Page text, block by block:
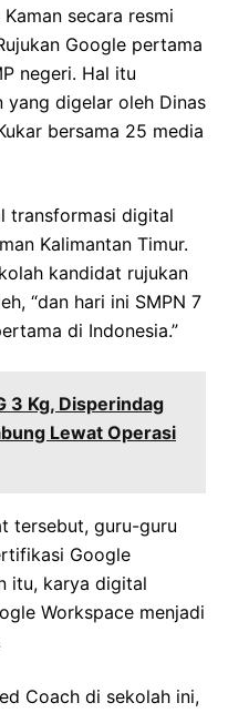
secara resmi
Google pertama
negeri. Hal itu
yang digelar oleh Dinas
bersama 25 media
transformasi digital
Kalimantan Timur.
kandidat rujukan
“dan hari ini SMPN 7
di Indonesia.”
3 Kg, Disperindag
Lewat Operasi
tersebut, guru-guru
Google
itu, karya digital
Workspace menjadi
Coach di sekolah ini,